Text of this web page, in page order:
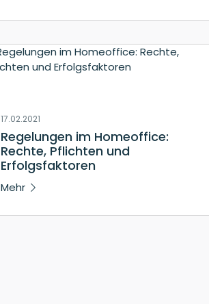
17.02.2021
Regelungen im Homeoffice:
Rechte, Pflichten und
Erfolgsfaktoren
Mehr